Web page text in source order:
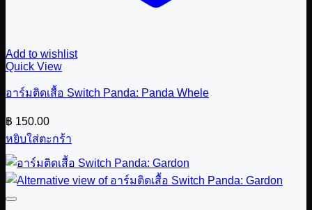
Add to wishlist
Quick View
อาร์มติดเสื้อ Switch Panda: Panda Whele
฿ 150.00
หยิบใส่ตะกร้า